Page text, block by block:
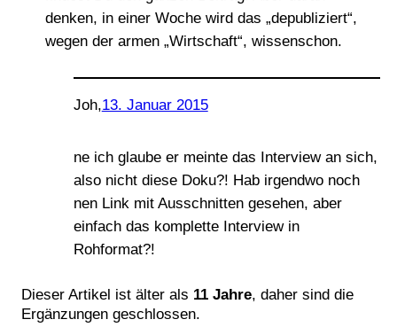
denken, in einer Woche wird das „depubliziert“,
wegen der armen „Wirtschaft“, wissenschon.
Joh,13. Januar 2015
ne ich glaube er meinte das Interview an sich,
also nicht diese Doku?! Hab irgendwo noch
nen Link mit Ausschnitten gesehen, aber
einfach das komplette Interview in
Rohformat?!
Dieser Artikel ist älter als 11 Jahre, daher sind die
Ergänzungen geschlossen.